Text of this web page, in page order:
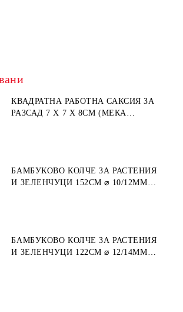
КВАДРАТНА РАБОТНА САКСИЯ ЗА
РАЗСАД 7 X 7 X 8СМ (МЕКА
БАМБУКОВО КОЛЧЕ ЗА РАСТЕНИЯ
И ЗЕЛЕНЧУЦИ 152СМ ⌀ 10/12ММ
БАМБУКОВО КОЛЧЕ ЗА РАСТЕНИЯ
И ЗЕЛЕНЧУЦИ 122СМ ⌀ 12/14ММ